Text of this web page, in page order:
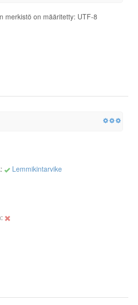
merkistö on määritetty: UTF-8
Lemmikintarvike